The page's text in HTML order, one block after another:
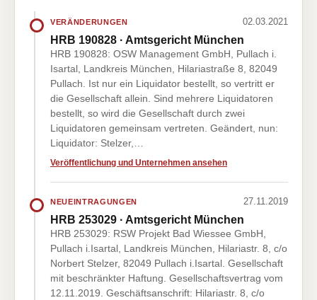
VERÄNDERUNGEN 02.03.2021
HRB 190828 · Amtsgericht München
HRB 190828: OSW Management GmbH, Pullach i.
Isartal, Landkreis München, Hilariastraße 8, 82049
Pullach. Ist nur ein Liquidator bestellt, so vertritt er
die Gesellschaft allein. Sind mehrere Liquidatoren
bestellt, so wird die Gesellschaft durch zwei
Liquidatoren gemeinsam vertreten. Geändert, nun:
Liquidator: Stelzer,…
Veröffentlichung und Unternehmen ansehen
NEUEINTRAGUNGEN 27.11.2019
HRB 253029 · Amtsgericht München
HRB 253029: RSW Projekt Bad Wiessee GmbH,
Pullach i.Isartal, Landkreis München, Hilariastr. 8, c/o
Norbert Stelzer, 82049 Pullach i.Isartal. Gesellschaft
mit beschränkter Haftung. Gesellschaftsvertrag vom
12.11.2019. Geschäftsanschrift: Hilariastr. 8, c/o